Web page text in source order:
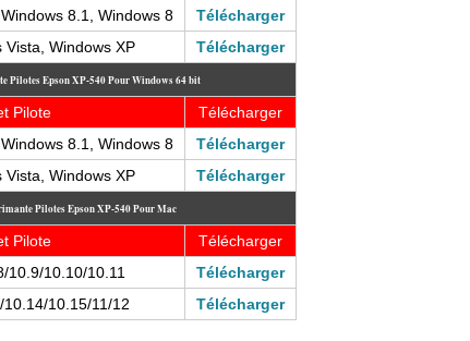
8.1, Windows 8
Télécharger
Windows XP
Télécharger
Pilotes Epson XP-540Pour Windows 64 bit
Pilote
Télécharger
8.1, Windows 8
Télécharger
Windows XP
Télécharger
Pilotes Epson XP-540Pour Mac
Pilote
Télécharger
10.9/10.10/10.11
Télécharger
10.15/11/12
Télécharger